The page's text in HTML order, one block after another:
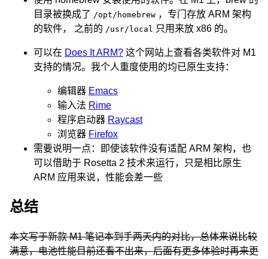
目录被换成了 /opt/homebrew ，专门存放 ARM 架构
的软件， 之前的 /usr/local 只用来放 x86 的。
可以在 Does It ARM? 这个网站上查看各类软件对 M1
支持的情况。我个人重度使用的均已原生支持：
编辑器 Emacs
输入法 Rime
程序启动器 Raycast
浏览器 Firefox
需要说明一点：即使该软件没有适配 ARM 架构，也
可以借助于 Rosetta 2 技术来运行，只是相比原生
ARM 应用来说，性能会差一些
总结
本文写于新款 M1 笔记本到手两天内的对比，总体来说比较
满意，电池性能目前还看不出来，后面有更多体验时再来更